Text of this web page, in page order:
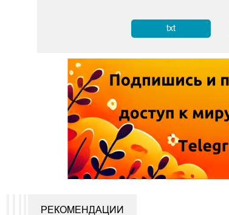
txt
РЕКОМЕНДАЦИИ